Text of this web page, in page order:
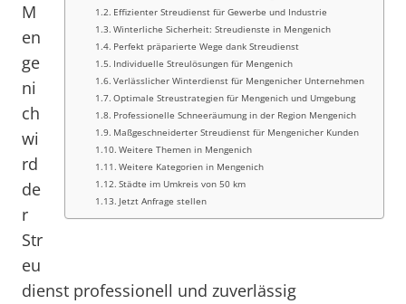
Effizienter Streudienst für Gewerbe und Industrie
Winterliche Sicherheit: Streudienste in Mengenich
Perfekt präparierte Wege dank Streudienst
Individuelle Streulösungen für Mengenich
Verlässlicher Winterdienst für Mengenicher Unternehmen
Optimale Streustrategien für Mengenich und Umgebung
Professionelle Schneeräumung in der Region Mengenich
Maßgeschneiderter Streudienst für Mengenicher Kunden
Weitere Themen in Mengenich
Weitere Kategorien in Mengenich
Städte im Umkreis von 50 km
Jetzt Anfrage stellen
M
en
ge
ni
ch
wi
rd
de
r
Str
eu
dienst professionell und zuverlässig